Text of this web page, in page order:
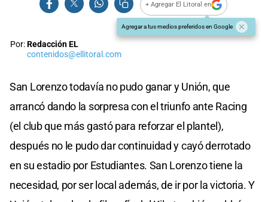
+ Agregar El Litoral en
Agregar a tus medios preferidos en Google
Por:Redacción EL
contenidos@ellitoral.com
San Lorenzo todavía no pudo ganar y Unión, que
arrancó dando la sorpresa con el triunfo ante Racing
(el club que más gastó para reforzar el plantel),
después no le pudo dar continuidad y cayó derrotado
en su estadio por Estudiantes. San Lorenzo tiene la
necesidad, por ser local además, de ir por la victoria. Y